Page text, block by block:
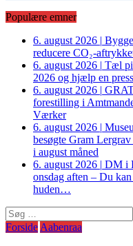
Populære emner
6. august 2026 |
reducere CO₂-
6. august 2026 | Tæl
2026 og hjælp en
6. august 2026 |
forestilling i
Værker
6. august 2026 |
besøgte Gram
i august måned
6. august 2026 | DM i
onsdag aften – Du
huden…
Søg
efter:
Forside Aabenraa